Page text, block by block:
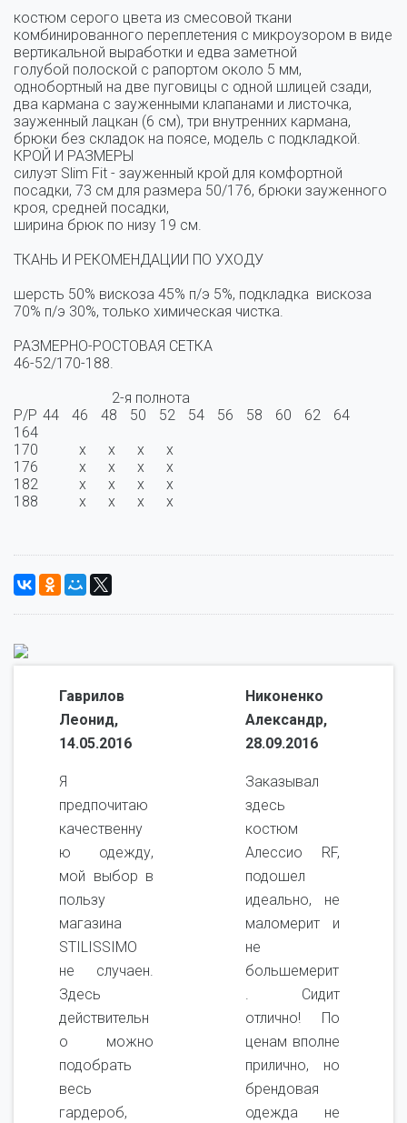
костюм серого цвета из смесовой ткани
комбинированного переплетения с микроузором в виде
вертикальной выработки и едва заметной
голубой полоской с рапортом около 5 мм,
однобортный на две пуговицы с одной шлицей сзади,
два кармана с зауженными клапанами и листочка,
зауженный лацкан (6 см), три внутренних кармана,
брюки без складок на поясе, модель с подкладкой.
КРОЙ И РАЗМЕРЫ
силуэт Slim Fit - зауженный крой для комфортной
посадки, 73 см для размера 50/176, брюки зауженного
кроя, средней посадки,
ширина брюк по низу 19 см.
ТКАНЬ И РЕКОМЕНДАЦИИ ПО УХОДУ
шерсть 50% вискоза 45% п/э 5%, подкладка  вискоза
70% п/э 30%, только химическая чистка.
РАЗМЕРНО-РОСТОВАЯ СЕТКА
46-52/170-188.
2-я полнота
Р/Р	44	46	48	50	52	54	56	58	60	62	64
164
170	  	  x	  x	  x	  x
176	  	  x	  x	  x	  x
182	  	  x	  x	  x	  x
188	 	  x	  x	  x	  x
Гаврилов
Леонид,
14.05.2016
Я
предпочитаю
качественну
ю одежду,
мой выбор в
пользу
магазина
STILISSIMO
не случаен.
Здесь
действительн
о можно
подобрать
весь
гардероб,
Никоненко
Александр,
28.09.2016
Заказывал
здесь
костюм
Алессио RF,
подошел
идеально, не
маломерит и
не
большемерит
. Сидит
отлично! По
ценам вполне
прилично, но
брендовая
одежда не